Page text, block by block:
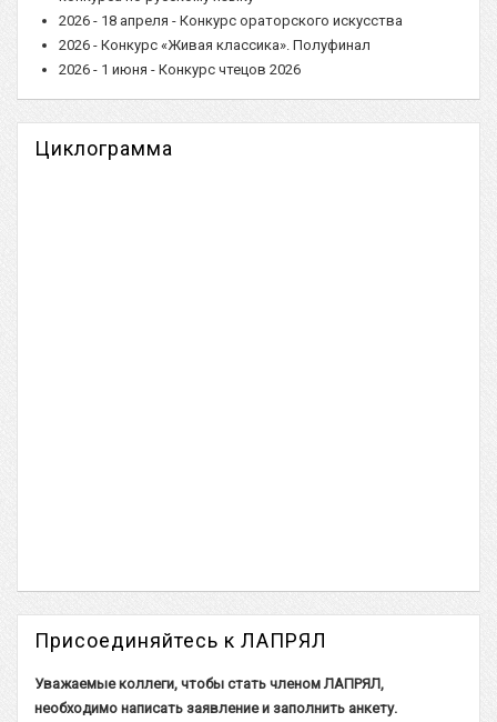
2026 - 18 апреля - Конкурс ораторского искусства
2026 - Конкурс «Живая классика». Полуфинал
2026 - 1 июня - Конкурс чтецов 2026
Циклограмма
Присоединяйтесь к ЛАПРЯЛ
Уважаемые коллеги, чтобы стать членом ЛАПРЯЛ,
необходимо написать заявление и заполнить анкету.